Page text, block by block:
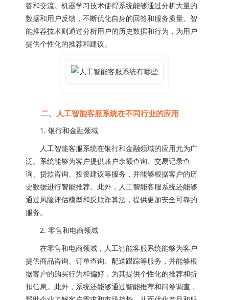
答和交流。机器学习技术使得系统能够通过分析大量的
数据和用户反馈，不断优化自身的回答和服务质量。智
能推荐技术则通过分析用户的历史数据和行为，为用户
提供个性化的推荐和建议。
二、人工智能客服系统在不同行业的应用
1. 银行和金融领域
人工智能客服系统在银行和金融领域的应用尤为广
泛。系统能够为客户提供账户余额查询、交易记录查
询、贷款咨询、投资建议等服务，并能够根据客户的历
史数据进行智能推荐。此外，人工智能客服系统还能够
通过风险评估模型和反欺诈算法，提供更加安全可靠的
服务。
2. 零售和电商领域
在零售和电商领域，人工智能客服系统能够为客户
提供商品咨询、订单查询、配送跟踪等服务，并能够根
据客户的购买行为和偏好，为其提供个性化的推荐和折
扣信息。此外，系统还能够通过智能推荐和问卷调查，